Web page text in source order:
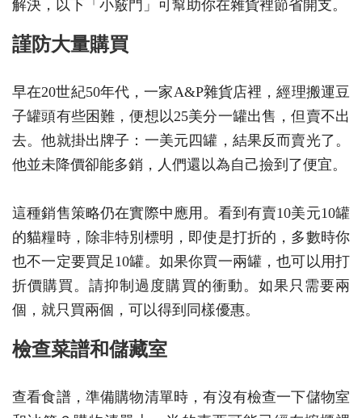
解決，以下「小竅門」可幫助你在雜貨裡節省開支。
謹防大量購買
早在20世紀50年代，一家A&P雜貨店裡，經理搬運豆
子罐頭有些困難，便想以25美分一罐出售，但賣不出
去。他就掛出牌子：一美元四罐，結果反而賣光了。
他並未降價卻能多銷，人們還以為自己撿到了便宜。
這種銷售策略仍在實際中應用。看到有賣10美元10罐
的貓糧時，除非特別標明，即使是打折的，多數時你
也不一定要買足10罐。如果你買一兩罐，也可以用打
折價購買。請抑制過度購買的衝動。如果只需要兩
個，就只買兩個，可以得到同樣優惠。
檢查菜譜和儲藏室
查看食譜，準備購物清單時，有沒有檢查一下儲物室